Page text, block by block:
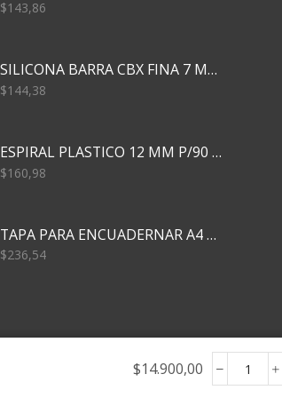
$143,86
SILICONA BARRA CBX FINA 7 MM 28 CM
$144,38
ESPIRAL PLASTICO 12 MM P/90 HJS X50X1500
$160,98
TAPA PARA ENCUADERNAR A4 TRANSP x50x500
$236,54
$14.900,00
Tubo